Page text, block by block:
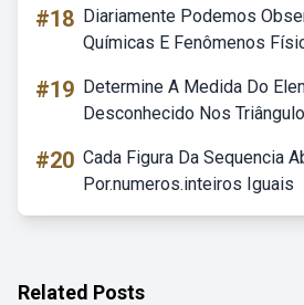
#18 Diariamente Podemos
Químicas E Fenômenos
#19 Determine A Medida Do
Desconhecido Nos
#20 Cada Figura Da Sequencia
Por.numeros.inteiros Iguais
Related Posts